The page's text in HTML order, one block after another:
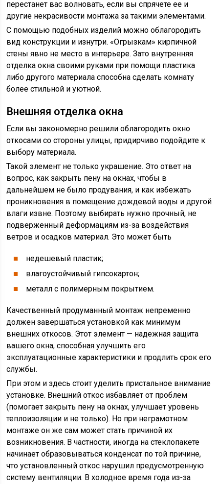
перестанет вас волновать, если вы спрячете ее и
другие некрасивости монтажа за такими элементами.
С помощью подобных изделий можно облагородить
вид конструкции и изнутри. «Огрызкам» кирпичной
стены явно не место в интерьере. Зато внутренняя
отделка окна своими руками при помощи пластика
либо другого материала способна сделать комнату
более стильной и уютной.
Внешняя отделка окна
Если вы закономерно решили облагородить окно
откосами со стороны улицы, придирчиво подойдите к
выбору материала.
Такой элемент не только украшение. Это ответ на
вопрос, как закрыть пену на окнах, чтобы в
дальнейшем не было продувания, и как избежать
проникновения в помещение дождевой воды и другой
влаги извне. Поэтому выбирать нужно прочный, не
подверженный деформациям из-за воздействия
ветров и осадков материал. Это может быть
недешевый пластик;
влагоустойчивый гипсокартон;
металл с полимерным покрытием.
Качественный продуманный монтаж непременно
должен завершаться установкой как минимум
внешних откосов. Этот элемент — надежная защита
вашего окна, способная улучшить его
эксплуатационные характеристики и продлить срок его
службы.
При этом и здесь стоит уделить пристальное внимание
установке. Внешний откос избавляет от проблем
(помогает закрыть пену на окнах, улучшает уровень
теплоизоляции и не только). Но при неграмотном
монтаже он же сам может стать причиной их
возникновения. В частности, иногда на стеклопакете
начинает образовываться конденсат по той причине,
что установленный откос нарушил предусмотренную
систему вентиляции. В холодное время года из-за